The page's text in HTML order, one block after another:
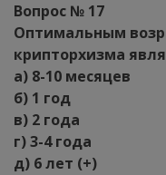
Вопрос № 17
Оптимальным
крипторхизма
а) 8-10 месяцев
б) 1 год
в) 2 года
г) 3-4 года
д) 6 лет (+)